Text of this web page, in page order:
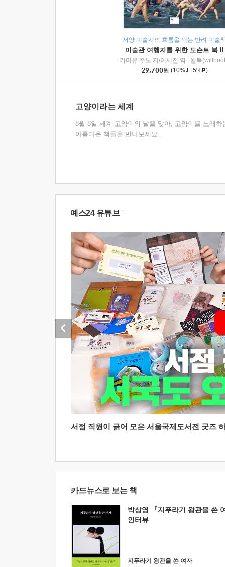
서양 미술사의 흐름을 꿰는 반려 미술
미술관 여행자를 위한 도슨트 북 II
카미유 주노 저/이세진 역
윌북
29,700원 (10% +5% )
고양이라는 세계
8월 8일 세계 고양이의 날을 맞아, 고양이를 노래하
아름다운 책들을 만나보세요.
예스24 유튜브
서점 직원이 긁어 모은 서울국제도서전 굿즈
카드뉴스로 보는 책
박상영 『지푸라기 왕관을 쓴
인터뷰
지푸라기 왕관을 쓴 여자